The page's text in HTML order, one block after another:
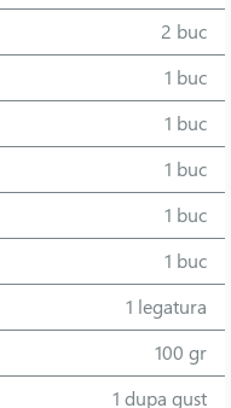
2 buc
1 buc
1 buc
1 buc
1 buc
1 buc
1 legatura
100 gr
1 dupa gust